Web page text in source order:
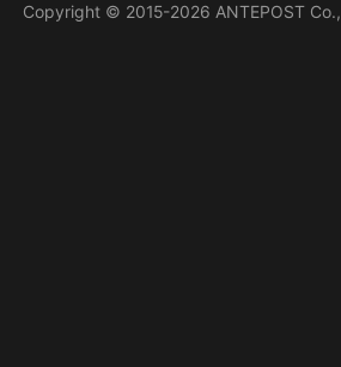
Copyright © 2015-2026 ANTEPOST